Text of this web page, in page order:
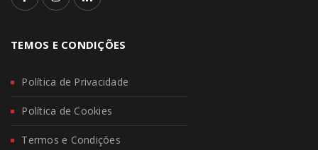
TEMOS E CONDIÇÕES
Política de Privacidade
Política de Cookies
Termos e Condições